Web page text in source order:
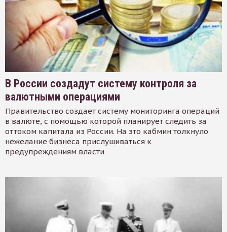
В России создадут систему контроля за
валютными операциями
Правительство создает систему мониторинга операций
в валюте, с помощью которой планирует следить за
оттоком капитала из России. На это кабмин толкнуло
нежелание бизнеса прислушиваться к
предупреждениям власти